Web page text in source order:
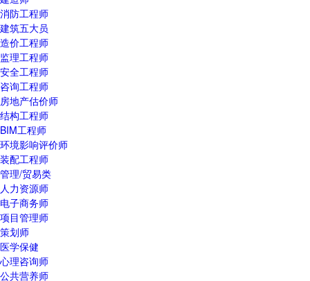
消防工程师
建筑五大员
造价工程师
监理工程师
安全工程师
咨询工程师
房地产估价师
结构工程师
BIM工程师
环境影响评价师
装配工程师
管理/贸易类
人力资源师
电子商务师
项目管理师
策划师
医学保健
心理咨询师
公共营养师